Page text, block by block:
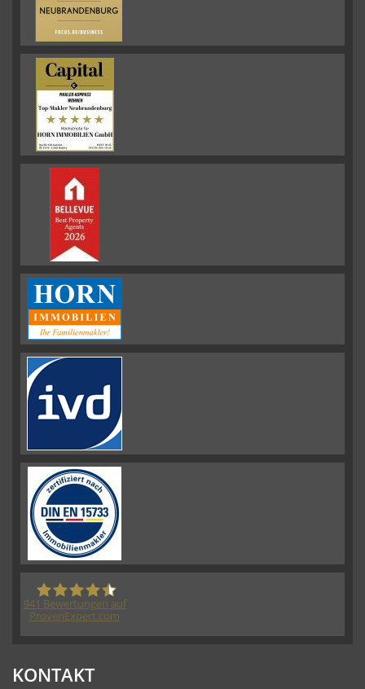
HORN IMMOBILIEN GmbH
941 Bewertungen auf
ProvenExpert.com
KONTAKT